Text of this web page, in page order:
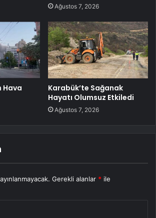
Ağustos 7, 2026
Hava
Karabük’te Sağanak
Hayatı Olumsuz Etkiledi
Ağustos 7, 2026
Gerekli alanlar * ile